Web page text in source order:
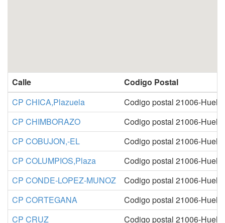
Calle
Codigo Postal
CP CHICA,Plazuela
Codigo postal 21006-
CP CHIMBORAZO
Codigo postal 21006-
CP COBUJON,-EL
Codigo postal 21006-
CP COLUMPIOS,Plaza
Codigo postal 21006-
CP CONDE-LOPEZ-MUNOZ
Codigo postal 21006-
CP CORTEGANA
Codigo postal 21006-
CP CRUZ
Codigo postal 21006-